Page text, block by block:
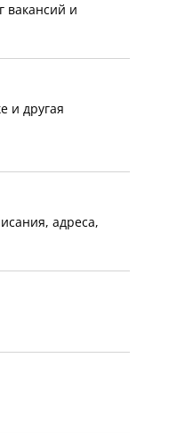
вакансий и
и другая
адреса,